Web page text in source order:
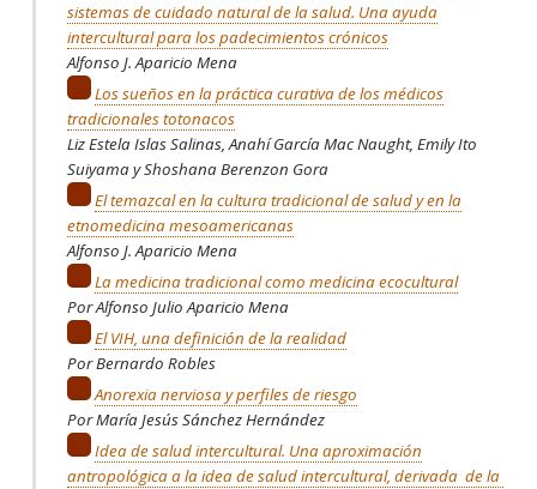
sistemas de cuidado natural de la salud. Una ayuda
intercultural para los padecimientos crónicos
Alfonso J. Aparicio Mena
Los sueños en la práctica curativa de los médicos
tradicionales totonacos
Liz Estela Islas Salinas, Anahí García Mac Naught, Emily Ito
Suiyama y Shoshana Berenzon Gora
El temazcal en la cultura tradicional de salud y en la
etnomedicina mesoamericanas
Alfonso J. Aparicio Mena
La medicina tradicional como medicina ecocultural
Por Alfonso Julio Aparicio Mena
El VIH, una definición de la realidad
Por Bernardo Robles
Anorexia nerviosa y perfiles de riesgo
Por María Jesús Sánchez Hernández
Idea de salud intercultural. Una aproximación
antropológica a la idea de salud intercultural, derivada de la